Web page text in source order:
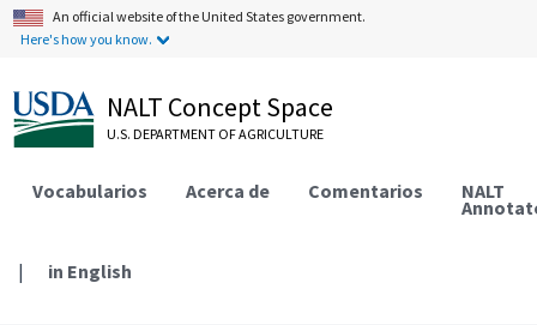
An official website of the United States government.
Here's how you know.
NALT Concept Space
U.S. DEPARTMENT OF AGRICULTURE
Vocabularios Acerca de Comentarios NALT
| in English